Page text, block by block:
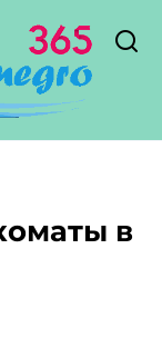
в